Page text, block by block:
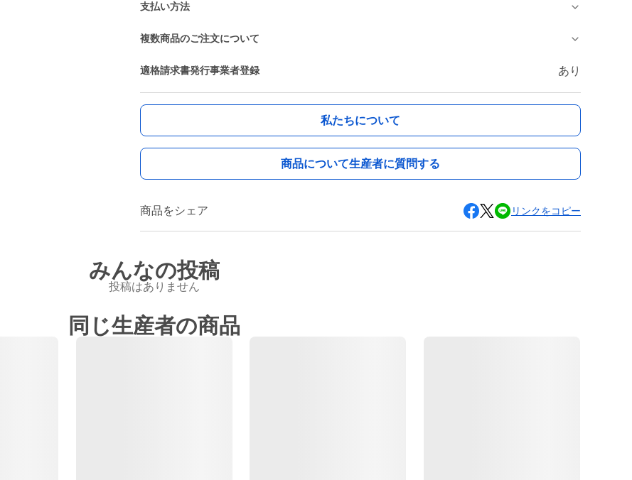
支払い方法
複数商品のご注文について
適格請求書発行事業者登録 あり
私たちについて
商品について生産者に質問する
商品をシェア リンクをコピー
みんなの投稿
投稿はありません
同じ生産者の商品